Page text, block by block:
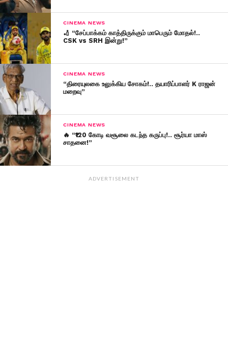
CINEMA NEWS
🏏 “சேப்பாக்கம் காத்திருக்கும் மாபெரும் மோதல்!..
CSK vs SRH இன்று!”
CINEMA NEWS
“திரையுலகை உலுக்கிய சோகம்!.. தயாரிப்பாளர் K ராஜன்
மறைவு”
CINEMA NEWS
🔥 “₹120 கோடி வசூலை கடந்த கருப்பு!.. சூர்யா மாஸ்
சாதனை!”
ADVERTISEMENT